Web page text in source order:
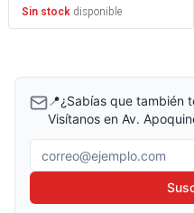
Sin stock disponible
📍¿Sabías que también
Visítanos en Av.
Correo electrónico